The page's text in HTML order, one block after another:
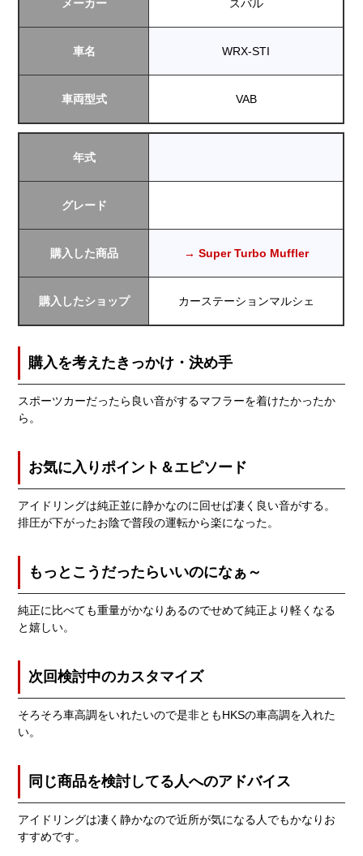
メーカー スバル
車名 WRX-STI
車両型式 VAB
年式
グレード
購入した商品 → Super Turbo Muffler
購入したショップ カーステーションマルシェ
購入を考えたきっかけ・決め手
スポーツカーだったら良い音がするマフラーを着けたかったか
ら。
お気に入りポイント＆エピソード
アイドリングは純正並に静かなのに回せば凄く良い音がする。
排圧が下がったお陰で普段の運転から楽になった。
もっとこうだったらいいのになぁ～
純正に比べても重量がかなりあるのでせめて純正より軽くなる
と嬉しい。
次回検討中のカスタマイズ
そろそろ車高調をいれたいので是非ともHKSの車高調を入れた
い。
同じ商品を検討してる人へのアドバイス
アイドリングは凄く静かなので近所が気になる人でもかなりお
すすめです。